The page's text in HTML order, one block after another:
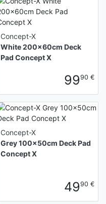
Concept-X
White 200x60cm Deck
Pad Concept X
9990 €
Concept-X
Grey 100x50cm Deck Pad
Concept X
4990 €